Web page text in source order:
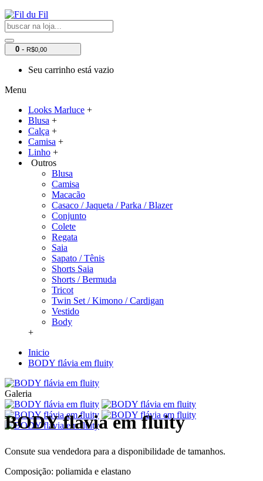
0 - R$0,00
Seu carrinho está vazio
Menu
Looks Marluce +
Blusa +
Calça +
Camisa +
Linho +
Outros
Blusa
Camisa
Macacão
Casaco / Jaqueta / Parka / Blazer
Conjunto
Colete
Regata
Saia
Sapato / Tênis
Shorts Saia
Shorts / Bermuda
Tricot
Twin Set / Kimono / Cardigan
Vestido
Body
+
Inicio
BODY flávia em fluity
Galeria
BODY flávia em fluity
Consute sua vendedora para a disponibilidade de tamanhos.
Composição: poliamida e elastano